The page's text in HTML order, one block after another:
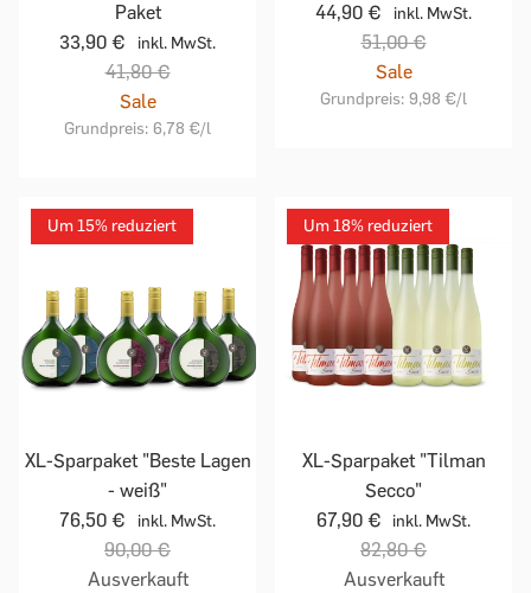
Paket
33,90 €
inkl. MwSt.
41,80 €
Sale
Grundpreis: 6,78 €/l
44,90 € inkl. MwSt.
51,00 €
Sale
Grundpreis: 9,98 €/l
Um 15% reduziert
XL-Sparpaket "Beste Lagen
- weiß"
76,50 €
inkl. MwSt.
90,00 €
Ausverkauft
Um 18% reduziert
XL-Sparpaket "Tilman
Secco"
67,90 €
inkl. MwSt.
82,80 €
Ausverkauft